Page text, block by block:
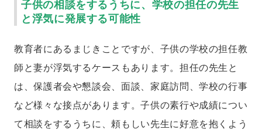
子供の相談をするうちに、学校の担任の先生
と浮気に発展する可能性
教育者にあるまじきことですが、子供の学校の担任教
師と妻が浮気するケースもあります。担任の先生と
は、保護者会や懇談会、面談、家庭訪問、学校の行事
など様々な接点があります。子供の素行や成績につい
て相談をするうちに、頼もしい先生に好意を抱くよう